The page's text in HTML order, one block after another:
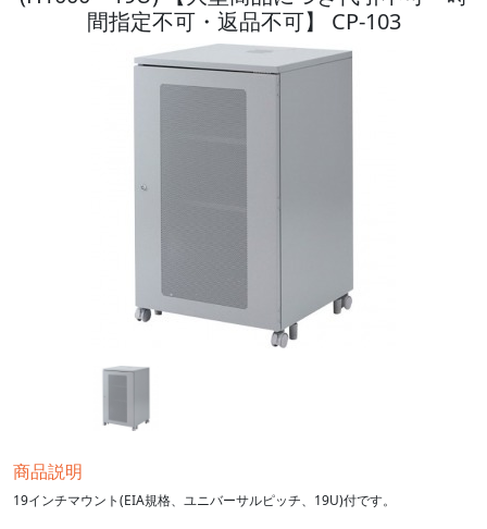
間指定不可・返品不可】 CP-103
商品説明
19インチマウント(EIA規格、ユニバーサルピッチ、19U)付です。